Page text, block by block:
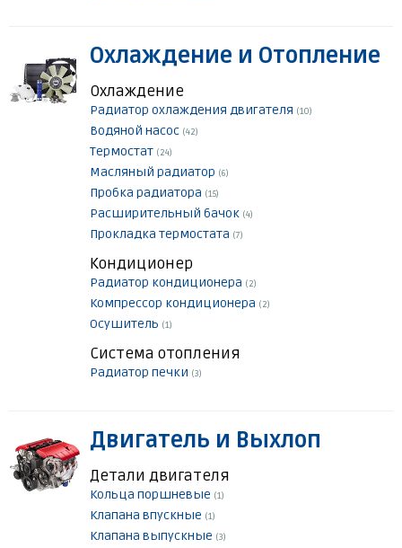
Охлаждение и Отопление
Охлаждение
Радиатор охлаждения двигателя (10)
Водяной насос (42)
Термостат (24)
Масляный радиатор (6)
Пробка радиатора (15)
Расширительный бачок (4)
Прокладка термостата (7)
Кондиционер
Радиатор кондиционера (2)
Компрессор кондиционера (2)
Осушитель (1)
Система отопления
Радиатор печки (3)
Двигатель и Выхлоп
Детали двигателя
Кольца поршневые (1)
Клапана впускные (1)
Клапана выпускные (3)